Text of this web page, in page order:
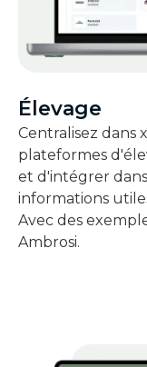
Élevage
Centralisez dans
plateformes
et d'intégrer
informations
Avec des
Ambrosi.